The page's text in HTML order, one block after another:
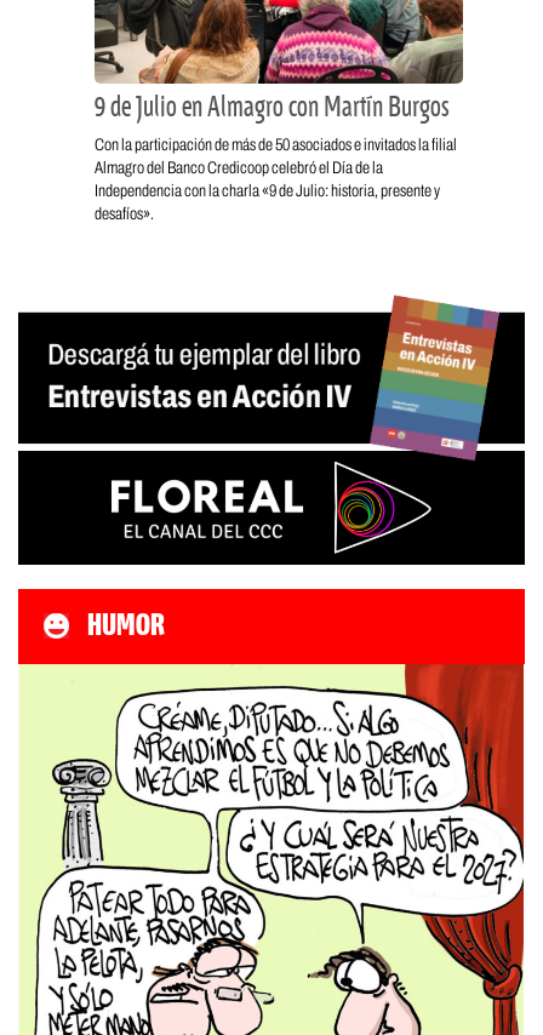
9 de Julio en Almagro con Martín Burgos
Con la participación de más de 50 asociados e invitados la filial
Almagro del Banco Credicoop celebró el Día de la
Independencia con la charla «9 de Julio: historia, presente y
desafíos».
HUMOR